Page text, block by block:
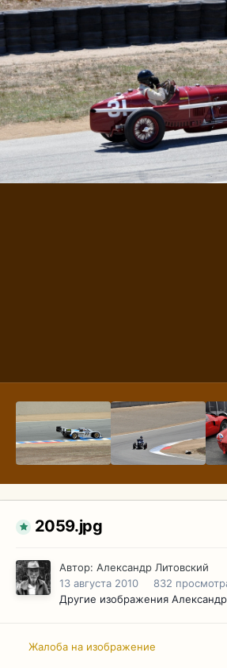
2059.jpg
Автор: Александр Литовский
13 августа 2010
832
Другие изображения
Жалоба на изображение